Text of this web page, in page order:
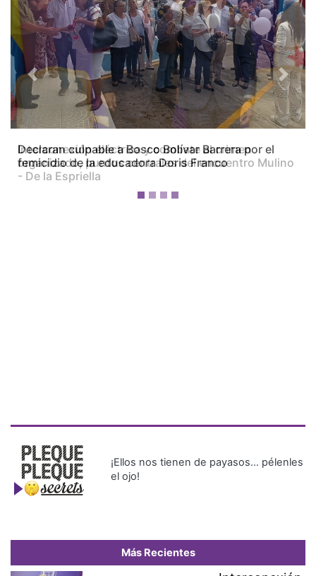
Interconexión eléctrica y combate al crimen
organizado, puntos centrales del encuentro Mulino
- De la Espriella
Previous Next
¡Ellos nos tienen de payasos… pélenles
el ojo!
Más Recientes